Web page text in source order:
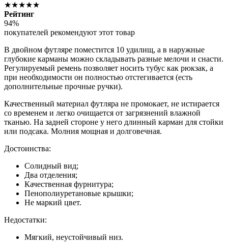
★★★★★
Рейтинг
94%
покупателей рекомендуют этот товар
В двойном футляре поместится 10 удилищ, а в наружные
глубокие карманы можно складывать разные мелочи и снасти.
Регулируемый ремень позволяет носить тубус как рюкзак, а
при необходимости он полностью отстегивается (есть
дополнительные прочные ручки).
Качественный материал футляра не промокает, не истирается
со временем и легко очищается от загрязнений влажной
тканью. На задней стороне у него длинный карман для стойки
или подсака. Молния мощная и долговечная.
Достоинства:
Солидный вид;
Два отделения;
Качественная фурнитура;
Пенополиуретановые крышки;
Не маркий цвет.
Недостатки:
Мягкий, неустойчивый низ.